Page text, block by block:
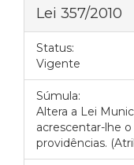
Lei 357/2010
Status:
Vigente
Súmula:
Altera a Lei
acrescentar-lhe
providências.